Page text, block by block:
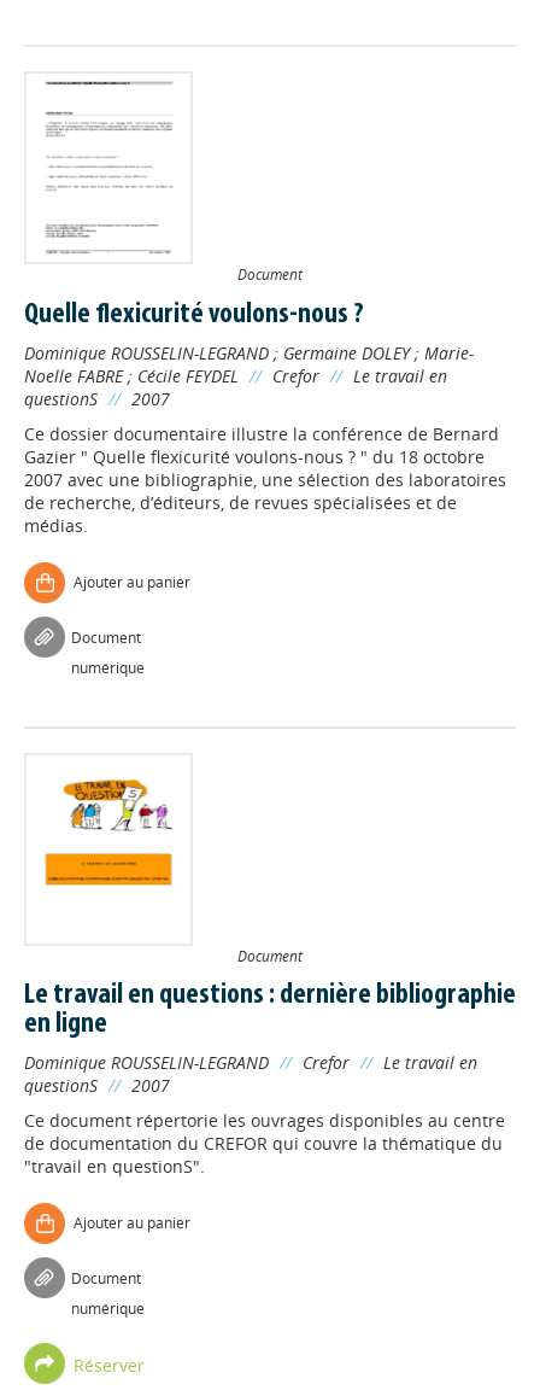
Document
Quelle flexicurité voulons-nous ?
Dominique ROUSSELIN-LEGRAND ; Germaine DOLEY; Marie-
Noelle FABRE; Cécile FEYDEL // Crefor // Le travail en
questionS // 2007
Ce dossier documentaire illustre la conférence de Bernard
Gazier " Quelle flexicurité voulons-nous ? " du 18 octobre
2007 avec une bibliographie, une sélection des laboratoires
de recherche, d’éditeurs, de revues spécialisées et de
médias.
Ajouter au panier
Document
numérique
Document
Le travail en questions : dernière bibliographie
en ligne
Dominique ROUSSELIN-LEGRAND // Crefor // Le travail en
questionS // 2007
Ce document répertorie les ouvrages disponibles au centre
de documentation du CREFOR qui couvre la thématique du
"travail en questionS".
Ajouter au panier
Document
numérique
Réserver